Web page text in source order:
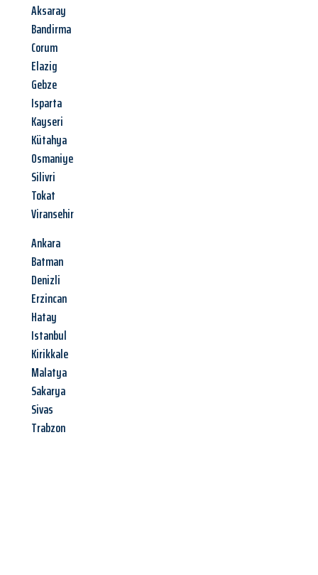
Aksaray
Bandirma
Corum
Elazig
Gebze
Isparta
Kayseri
Kütahya
Osmaniye
Silivri
Tokat
Viransehir
Ankara
Batman
Denizli
Erzincan
Hatay
Istanbul
Kirikkale
Malatya
Sakarya
Sivas
Trabzon